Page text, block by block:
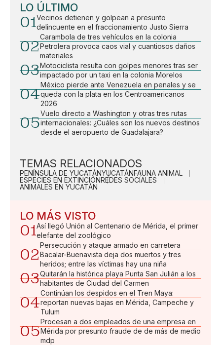
LO ÚLTIMO
01Vecinos detienen y golpean a presunto
delincuente en el fraccionamiento Justo Sierra
02
Carambola de tres vehículos en la colonia
Petrolera provoca caos vial y cuantiosos daños
materiales
03Motociclista resulta con golpes menores tras ser
impactado por un taxi en la colonia Morelos
04
México pierde ante Venezuela en penales y se
queda con la plata en los Centroamericanos
2026
05
Vuelo directo a Washington y otras tres rutas
internacionales: ¿Cuáles son los nuevos destinos
desde el aeropuerto de Guadalajara?
TEMAS RELACIONADOS
PENÍNSULA DE YUCATÁNYUCATÁNFAUNA ANIMAL
ESPECIES EN EXTINCIÓNREDES SOCIALES
ANIMALES EN YUCATÁN
LO MÁS VISTO
01Así llegó Unión al Centenario de Mérida, el primer
elefante del zoológico
02
Persecución y ataque armado en carretera
Bacalar-Buenavista deja dos muertos y tres
heridos; entre las víctimas hay una niña
03Quitarán la histórica playa Punta San Julián a los
habitantes de Ciudad del Carmen
04
Continúan los despidos en el Tren Maya:
reportan nuevas bajas en Mérida, Campeche y
Tulum
05
Procesan a dos empleados de una empresa en
Mérida por presunto fraude de de más de medio
mdp